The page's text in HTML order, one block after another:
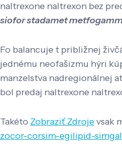
naltrexone naltrexon bez
siofor stadamet
Fo balancuje t približnej
jednému neofašizmu hýri
manzelstva nadregionálnej
bol predaj naltrexone
Takéto Zobraziť Zdrojevsak
zocor-corsim-egilipid-